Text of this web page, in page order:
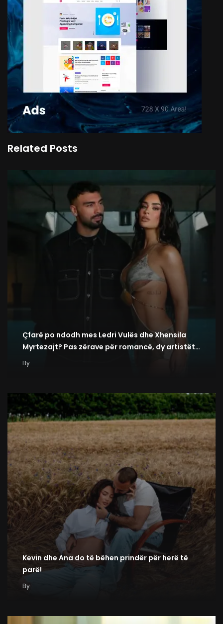
Related Posts
Çfarë po ndodh mes Ledri Vulës dhe Xhensila
Myrtezajt? Pas zërave për romancë, dy artistët…
By
Kevin dhe Ana do të bëhen prindër për herë të
parë!
By